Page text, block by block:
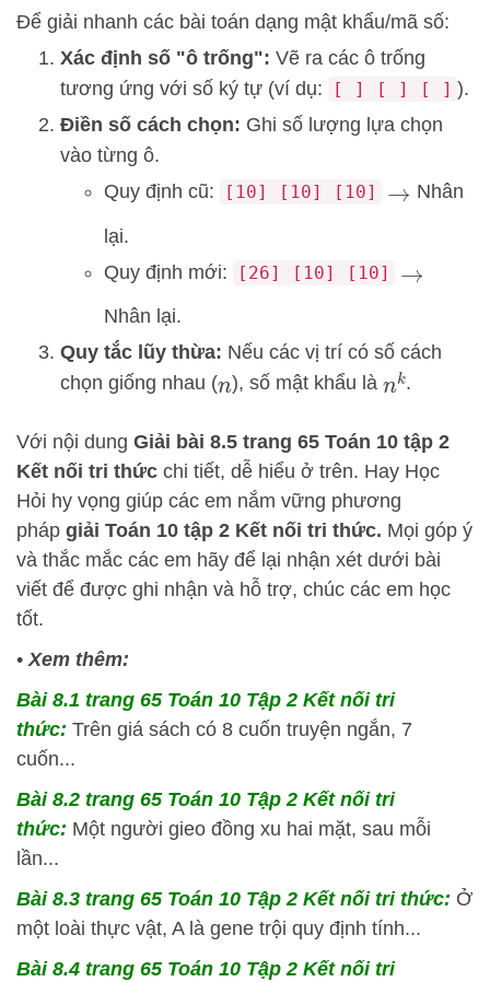
Để giải nhanh các bài toán dạng mật khẩu/mã số:
Xác định số "ô trống": Vẽ ra các ô trống
tương ứng với số ký tự (ví dụ:
[ ] [ ] [ ] ).
Điền số cách chọn: Ghi số lượng lựa chọn
vào từng ô.
Quy định cũ:
[10] [10] [10] → Nhân
lại.
Quy định mới:
[26] [10] [10] →
Nhân lại.
Quy tắc lũy thừa: Nếu các vị trí có số cách
chọn giống nhau (n), số mật khẩu là nk.
Với nội dung Giải bài 8.5 trang 65 Toán 10 tập 2
Kết nối tri thức chi tiết, dễ hiểu ở trên. Hay Học
Hỏi hy vọng giúp các em nắm vững phương
pháp giải Toán 10 tập 2 Kết nối tri thức. Mọi góp ý
và thắc mắc các em hãy để lại nhận xét dưới bài
viết để được ghi nhận và hỗ trợ, chúc các em học
tốt.
•Xem thêm:
Bài 8.1 trang 65 Toán 10 Tập 2 Kết nối tri
thức: Trên giá sách có 8 cuốn truyện ngắn, 7
cuốn...
Bài 8.2 trang 65 Toán 10 Tập 2 Kết nối tri
thức: Một người gieo đồng xu hai mặt, sau mỗi
lần...
Bài 8.3 trang 65 Toán 10 Tập 2 Kết nối tri thức: Ở
một loài thực vật, A là gene trội quy định tính...
Bài 8.4 trang 65 Toán 10 Tập 2 Kết nối tri